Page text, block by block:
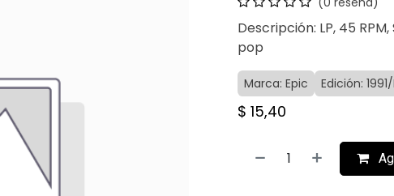
Descripción: LP, 45
pop
Marca: Epic Edición:
$ 15,40